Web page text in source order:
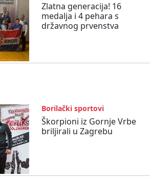
Zlatna generacija! 16
medalja i 4 pehara s
državnog prvenstva
Borilački sportovi
Škorpioni iz Gornje Vrbe
briljirali u Zagrebu